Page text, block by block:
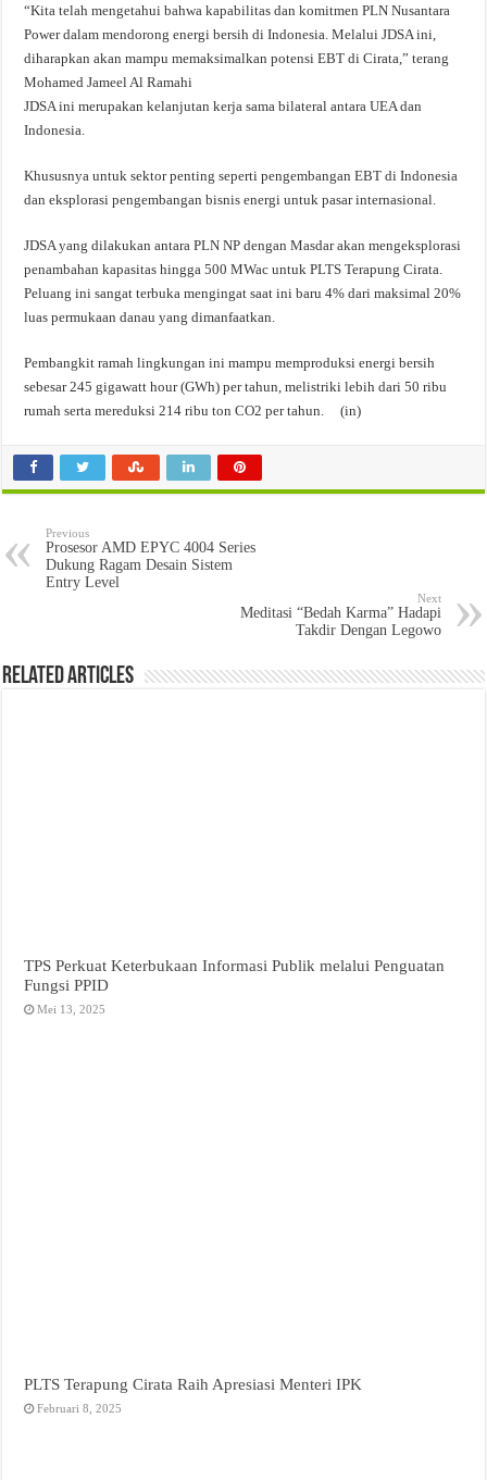
“Kita telah mengetahui bahwa kapabilitas dan komitmen PLN Nusantara
Power dalam mendorong energi bersih di Indonesia. Melalui JDSA ini,
diharapkan akan mampu memaksimalkan potensi EBT di Cirata,” terang
Mohamed Jameel Al Ramahi
JDSA ini merupakan kelanjutan kerja sama bilateral antara UEA dan
Indonesia.
Khususnya untuk sektor penting seperti pengembangan EBT di Indonesia
dan eksplorasi pengembangan bisnis energi untuk pasar internasional.
JDSA yang dilakukan antara PLN NP dengan Masdar akan mengeksplorasi
penambahan kapasitas hingga 500 MWac untuk PLTS Terapung Cirata.
Peluang ini sangat terbuka mengingat saat ini baru 4% dari maksimal 20%
luas permukaan danau yang dimanfaatkan.
Pembangkit ramah lingkungan ini mampu memproduksi energi bersih
sebesar 245 gigawatt hour (GWh) per tahun, melistriki lebih dari 50 ribu
rumah serta mereduksi 214 ribu ton CO2 per tahun. (in)
Previous
Prosesor AMD EPYC 4004 Series
Dukung Ragam Desain Sistem
Entry Level
Next
Meditasi “Bedah Karma” Hadapi
Takdir Dengan Legowo
Related Articles
TPS Perkuat Keterbukaan Informasi Publik melalui Penguatan
Fungsi PPID
Mei 13, 2025
PLTS Terapung Cirata Raih Apresiasi Menteri IPK
Februari 8, 2025